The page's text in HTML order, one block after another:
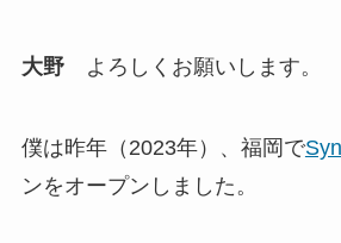
大野 よろしくお願いします。
僕は昨年（2023年）、福岡でSyn
ンをオープンしました。